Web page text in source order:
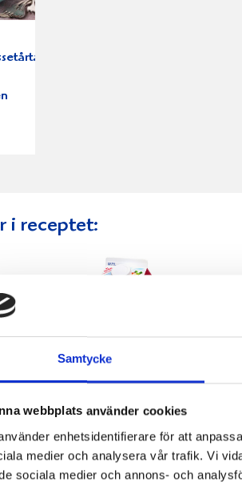
Samtycke
webbplats använder cookies
enhetsidentifierare för att
medier och analysera vår trafik. Vi
sociala medier och annons- och
i receptet:
Jordgubbsfil
2,7% 1000g